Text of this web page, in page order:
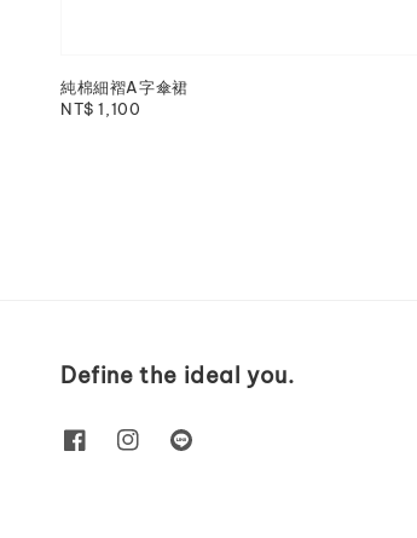
純棉細褶A字傘裙
Regular
NT$ 1,100
Define the ideal you.